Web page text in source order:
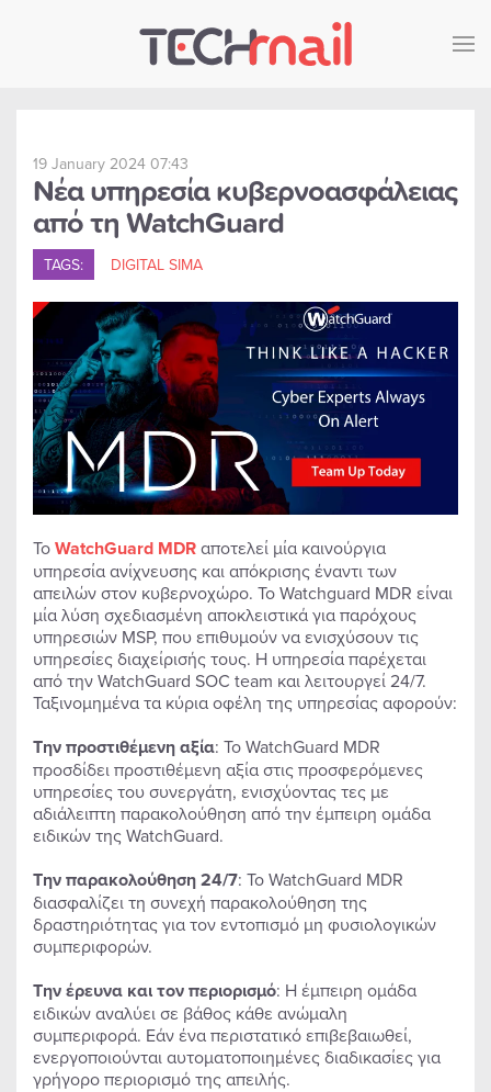
Skip to main content
19 January 2024 07:43
Νέα υπηρεσία κυβερνοασφάλειας
από τη WatchGuard
TAGS: DIGITAL SIMA
ΤοWatchGuard MDRαποτελεί μία καινούργια
υπηρεσία ανίχνευσης και απόκρισης έναντι των
απειλών στον κυβερνοχώρο. Το Watchguard MDR είναι
μία λύση σχεδιασμένη αποκλειστικά για παρόχους
υπηρεσιών MSP, που επιθυμούν να ενισχύσουν τις
υπηρεσίες διαχείρισής τους. Η υπηρεσία παρέχεται
από την WatchGuard SOC team και λειτουργεί 24/7.
Ταξινομημένα τα κύρια οφέλη της υπηρεσίας αφορούν:
Την προστιθέμενη αξία: Το WatchGuard MDR
προσδίδει προστιθέμενη αξία στις προσφερόμενες
υπηρεσίες του συνεργάτη, ενισχύοντας τες με
αδιάλειπτη παρακολούθηση από την έμπειρη ομάδα
ειδικών της WatchGuard.
Την παρακολούθηση 24/7: Το WatchGuard MDR
διασφαλίζει τη συνεχή παρακολούθηση της
δραστηριότητας για τον εντοπισμό μη φυσιολογικών
συμπεριφορών.
Την έρευνα και τον περιορισμό: Η έμπειρη ομάδα
ειδικών αναλύει σε βάθος κάθε ανώμαλη
συμπεριφορά. Εάν ένα περιστατικό επιβεβαιωθεί,
ενεργοποιούνται αυτοματοποιημένες διαδικασίες για
γρήγορο περιορισμό της απειλής.